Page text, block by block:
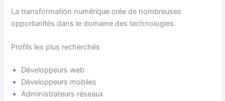
La transformation numérique crée de nombreuses
opportunités dans le domaine des technologies.
Profils les plus recherchés
Développeurs web
Développeurs mobiles
Administrateurs réseaux